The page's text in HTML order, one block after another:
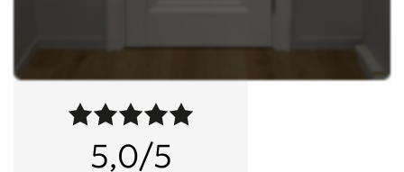
5,0/5